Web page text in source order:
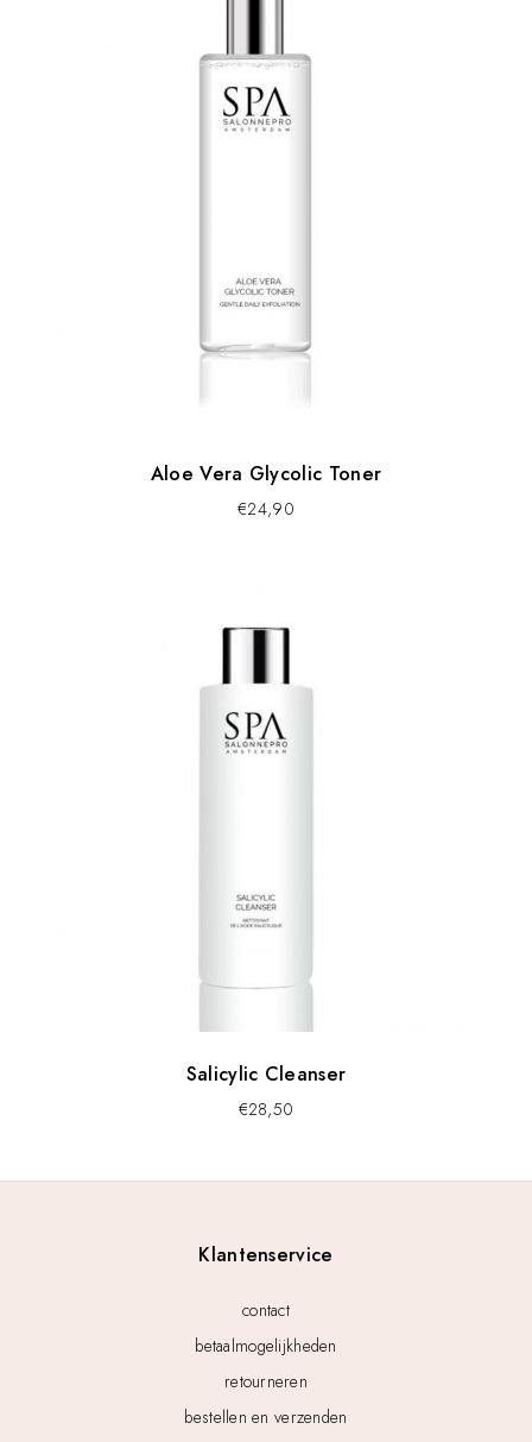
Aloe Vera Glycolic Toner
€24,90
Salicylic Cleanser
€28,50
Klantenservice
contact
betaalmogelijkheden
retourneren
bestellen en verzenden